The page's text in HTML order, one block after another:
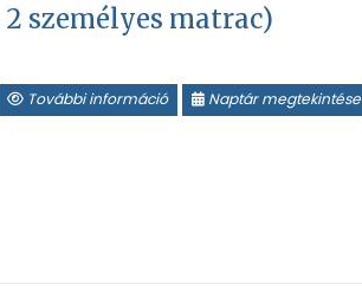
2 személyes matrac)
További információ Naptár megtekintése